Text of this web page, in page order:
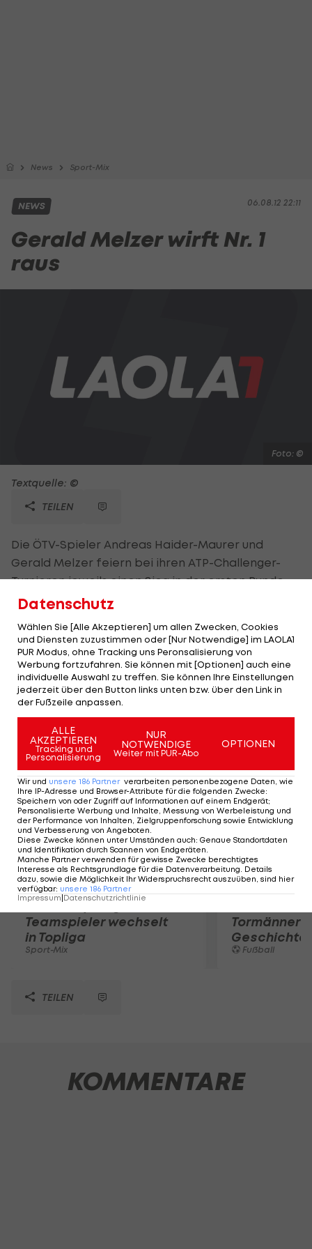
News Sport-Mix
06.08.12 22:11
NEWS
Gerald Melzer wirft Nr. 1
raus
Foto: ©
Textquelle: ©
TEILEN
Die ÖTV-Spieler Andreas Haider-Maurer und
Gerald Melzer feiern bei ihren ATP-Challenger-
Turnieren jeweils einen Sieg in der ersten Runde.
Der an fünf gesetzte Haider-Maurer feiert beim
Sibiou einen Auftakterfolg gegen Vlad Victor
Cornea (ROM-WC) mit 6:2,6:1. Der ungesetzte
Melzer wirft gar die Nummer eins, Igor Kunizin
(RUS), mit 6:1,6:2 zum Start aus dem mit 35.000 Euro
dotierten Turnier im usbekischen Samarkand.
Mehr zum Thema
Karrieresprung! ÖVV-
Teamspieler wechselt
in Topliga
Sport-Mix
Tormänner
Geschichte
Fußball
TEILEN
KOMMENTARE
Datenschutz
Wählen Sie [Alle Akzeptieren] um allen Zwecken, Cookies
und Diensten zuzustimmen oder [Nur Notwendige] im LAOLA1
PUR Modus, ohne Tracking uns Peronsalisierung von
Werbung fortzufahren. Sie können mit [Optionen] auch eine
individuelle Auswahl zu treffen. Sie können Ihre Einstellungen
jederzeit über den Button links unten bzw. über den Link in
der Fußzeile anpassen.
ALLE
AKZEPTIEREN
Tracking und
Personalisierung
NUR
NOTWENDIGE
Weiter mit PUR-Abo
OPTIONEN
Wir und unsere 186 Partner verarbeiten personenbezogene Daten, wie
Ihre IP-Adresse und Browser-Attribute für die folgenden Zwecke:
Speichern von oder Zugriff auf Informationen auf einem Endgerät;
Personalisierte Werbung und Inhalte, Messung von Werbeleistung und
der Performance von Inhalten, Zielgruppenforschung sowie Entwicklung
und Verbesserung von Angeboten.
Diese Zwecke können unter Umständen auch: Genaue Standortdaten
und Identifikation durch Scannen von Endgeräten.
Manche Partner verwenden für gewisse Zwecke berechtigtes
Interesse als Rechtsgrundlage für die Datenverarbeitung. Details
dazu, sowie die Möglichkeit Ihr Widerspruchsrecht auszuüben, sind hier
verfügbar: unsere 186 Partner
Impressum Datenschutzrichtlinie